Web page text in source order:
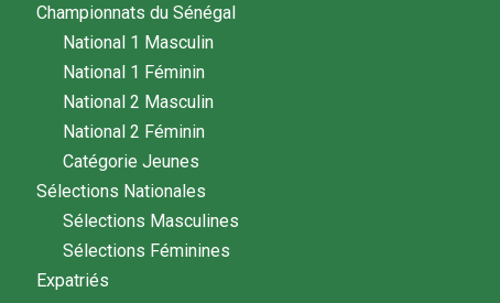
Championnats du Sénégal
National 1 Masculin
National 1 Féminin
National 2 Masculin
National 2 Féminin
Catégorie Jeunes
Sélections Nationales
Sélections Masculines
Sélections Féminines
Expatriés